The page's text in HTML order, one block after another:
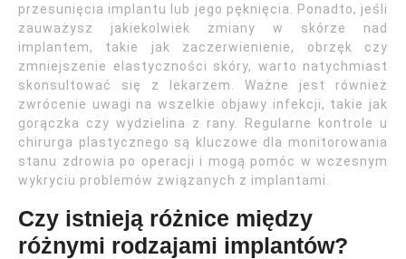
przesunięcia implantu lub jego pęknięcia. Ponadto, jeśli
zauważysz jakiekolwiek zmiany w skórze nad
implantem, takie jak zaczerwienienie, obrzęk czy
zmniejszenie elastyczności skóry, warto natychmiast
skonsultować się z lekarzem. Ważne jest również
zwrócenie uwagi na wszelkie objawy infekcji, takie jak
gorączka czy wydzielina z rany. Regularne kontrole u
chirurga plastycznego są kluczowe dla monitorowania
stanu zdrowia po operacji i mogą pomóc w wczesnym
wykryciu problemów związanych z implantami.
Czy istnieją różnice między
różnymi rodzajami implantów?